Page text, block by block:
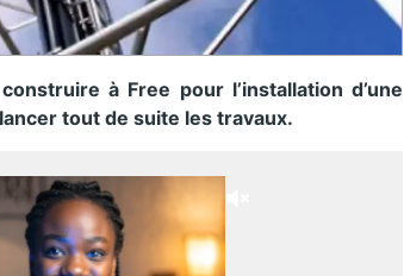
à Free pour l’installation d’une
tout de suite les travaux.